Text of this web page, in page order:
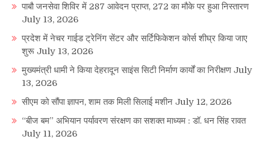
पाबौ जनसेवा शिविर में 287 आवेदन प्राप्त, 272 का मौके पर हुआ निस्तारण
July 13, 2026
प्रदेश में नेचर गाईड ट्रेनिंग सेंटर और सर्टिफिकेशन कोर्स शीघ्र किया जाए
शुरू July 13, 2026
मुख्यमंत्री धामी ने किया देहरादून साइंस सिटी निर्माण कार्यों का निरीक्षण July
13, 2026
सीएम को सौंपा ज्ञापन, शाम तक मिली सिलाई मशीन July 12, 2026
“बीज बम” अभियान पर्यावरण संरक्षण का सशक्त माध्यम : डॉ. धन सिंह रावत
July 11, 2026